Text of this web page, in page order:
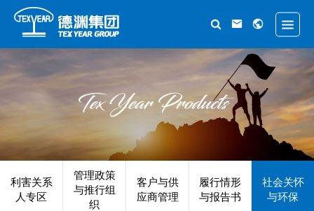
利害关系
人专区
管理政策
与推行组
织
客户与供
应商管理
履行情形
与报告书
社会关怀
与环保